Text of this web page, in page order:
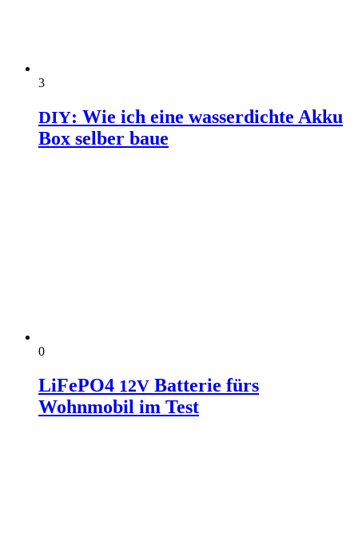
3
DIY: Wie ich eine wasserdichte Akku
Box selber baue
0
LiFePO4 12V Batterie fürs
Wohnmobil im Test